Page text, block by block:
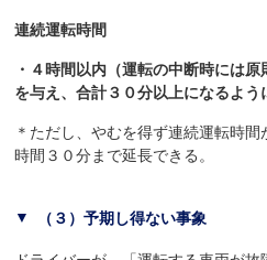
連続運転時間
・４時間以内（運転の中断時には
を与え、合計３０分以上になるよう
＊ただし、やむを得ず連続運転時
時間３０分まで延長できる。
（３）予期し得ない事象